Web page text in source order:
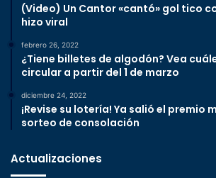
(Video) Un Cantor «cantó» gol tico
hizo viral
febrero 26, 2022
¿Tiene billetes de algodón? Vea
circular a partir del 1 de marzo
diciembre 24, 2022
¡Revise su lotería! Ya salió el premio
sorteo de consolación
Actualizaciones